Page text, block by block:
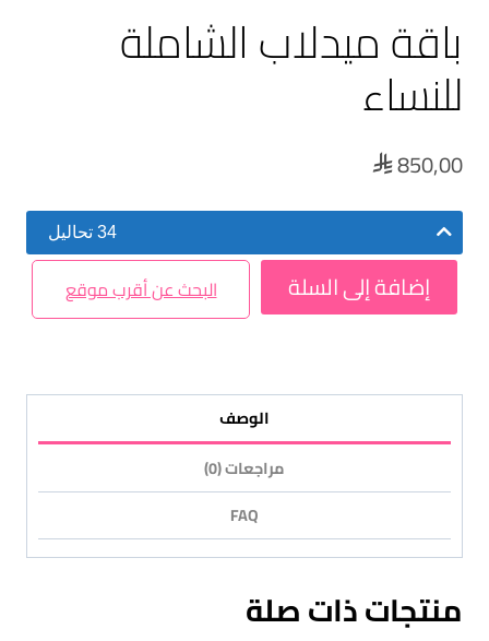
باقة ميدلاب الشاملة
للنساء
 850,00
إضافة إلى السلة البحث عن أقرب موقع
34 تحاليل
الوصف
مراجعات (0)
FAQ
منتجات ذات صلة